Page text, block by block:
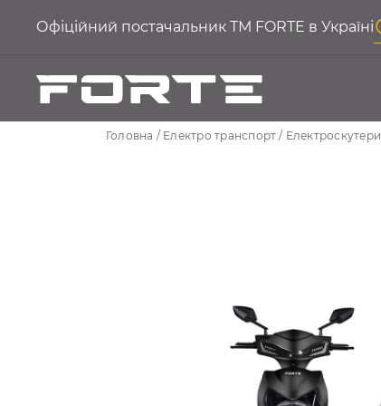
Офіційний постачальник ТМ FORTE в Україні
Головна Електро транспорт Електроскутери